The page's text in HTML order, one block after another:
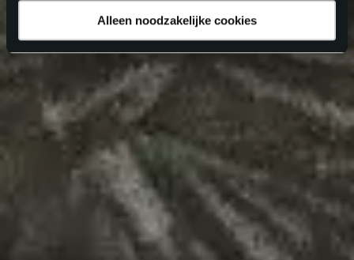
Alleen noodzakelijke cookies